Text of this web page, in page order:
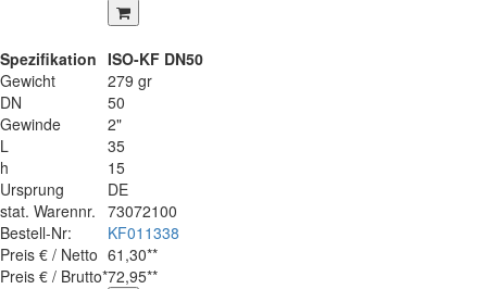
Spezifikation ISO-KF DN50
Gewicht
279 gr
DN
50
Gewinde
2"
L
35
h
15
Ursprung
DE
stat. Warennr. 73072100
Bestell-Nr:
KF011338
Preis € / Netto 61,30**
Preis € / Brutto*72,95**